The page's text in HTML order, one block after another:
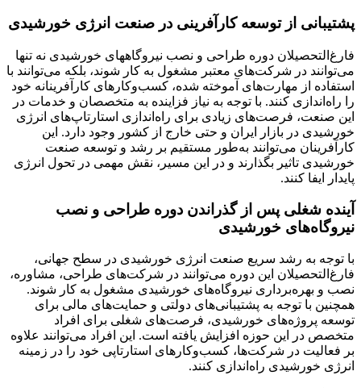
پشتیبانی از توسعه کارآفرینی در صنعت انرژی خورشیدی
فارغ‌التحصیلان دوره طراحی و نصب نیروگاههای خورشیدی نه تنها
می‌توانند در شرکت‌های معتبر مشغول به کار شوند، بلکه می‌توانند با
استفاده از مهارت‌های آموخته شده، کسب‌وکارهای کارآفرینانه خود
را راه‌اندازی کنند. با توجه به نیاز فزاینده به متخصصان و خدمات در
این صنعت، فرصت‌های زیادی برای راه‌اندازی استارتاپ‌های انرژی
خورشیدی در بازار ایران و حتی خارج از کشور وجود دارد. این
کارآفرینان می‌توانند به‌طور مستقیم بر رشد و توسعه صنعت
خورشیدی تاثیر بگذارند و در این مسیر، نقش مهمی در تحول انرژی
پایدار ایفا کنند.
آینده شغلی پس از گذراندن دوره طراحی و نصب
نیروگاه‌های خورشیدی
با توجه به رشد سریع صنعت انرژی خورشیدی در سطح جهانی،
فارغ‌التحصیلان این دوره می‌توانند در شرکت‌های طراحی، مشاوره،
نصب و بهره‌برداری نیروگاه‌های خورشیدی مشغول به کار شوند.
همچنین با توجه به پشتیبانی‌های دولتی و حمایت‌های مالی برای
توسعه پروژه‌های خورشیدی، فرصت‌های شغلی برای افراد
متخصص در این حوزه افزایش یافته است. این افراد می‌توانند علاوه
بر فعالیت در شرکت‌ها، کسب‌وکارهای استارتاپی خود را در زمینه
انرژی خورشیدی راه‌اندازی کنند.